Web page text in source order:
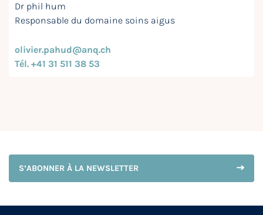
Dr phil hum
Responsable du domaine soins aigus
olivier.pahud@anq.ch
Tél. +41 31 511 38 53
S’ABONNER À LA NEWSLETTER